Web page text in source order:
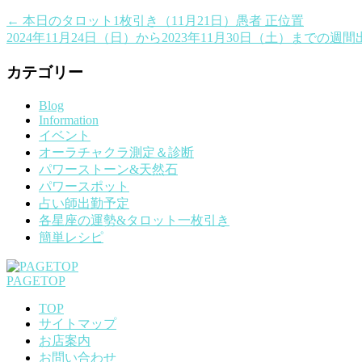
← 本日のタロット1枚引き（11月21日）愚者 正位置
2024年11月24日（日）から2023年11月30日（土）までの週間
カテゴリー
Blog
Information
イベント
オーラチャクラ測定＆診断
パワーストーン&天然石
パワースポット
占い師出勤予定
各星座の運勢&タロット一枚引き
簡単レシピ
PAGETOP
TOP
サイトマップ
お店案内
お問い合わせ